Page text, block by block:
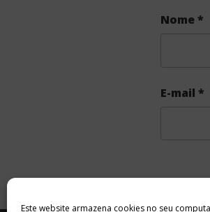
Este website armazena cookies no seu
Nome*
E-mail *